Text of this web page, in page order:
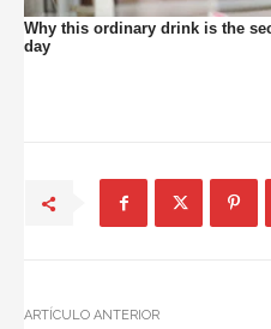
ARTÍCULO ANTERIOR